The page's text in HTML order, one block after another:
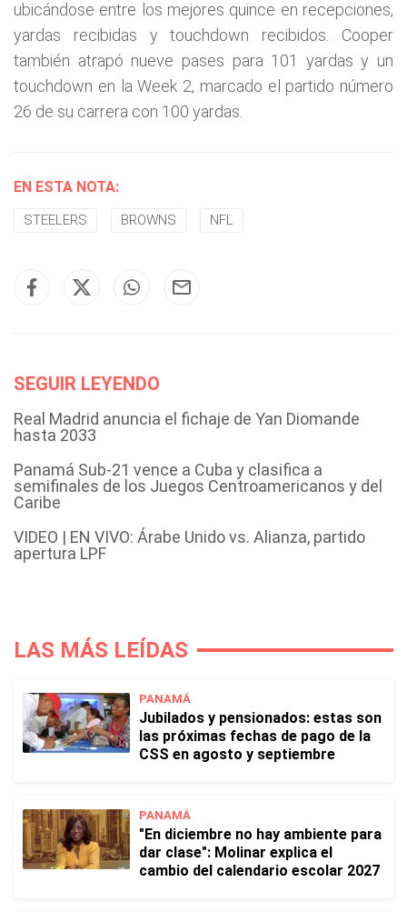
ubicándose entre los mejores quince en recepciones,
yardas recibidas y touchdown recibidos. Cooper
también atrapó nueve pases para 101 yardas y un
touchdown en la Week 2, marcado el partido número
26 de su carrera con 100 yardas.
EN ESTA NOTA:
STEELERS BROWNS NFL
SEGUIR LEYENDO
Real Madrid anuncia el fichaje de Yan Diomande
hasta 2033
Panamá Sub-21 vence a Cuba y clasifica a
semifinales de los Juegos Centroamericanos y del
Caribe
VIDEO | EN VIVO: Árabe Unido vs. Alianza, partido
apertura LPF
LAS MÁS LEÍDAS
PANAMÁ
Jubilados y pensionados: estas son
las próximas fechas de pago de la
CSS en agosto y septiembre
PANAMÁ
"En diciembre no hay ambiente para
dar clase": Molinar explica el
cambio del calendario escolar 2027